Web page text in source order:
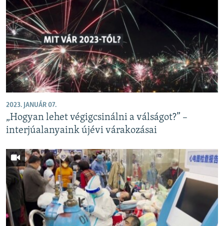
2023. JANUÁR 07.
„Hogyan lehet végigcsinálni a válságot?” –
interjúalanyaink újévi várakozásai